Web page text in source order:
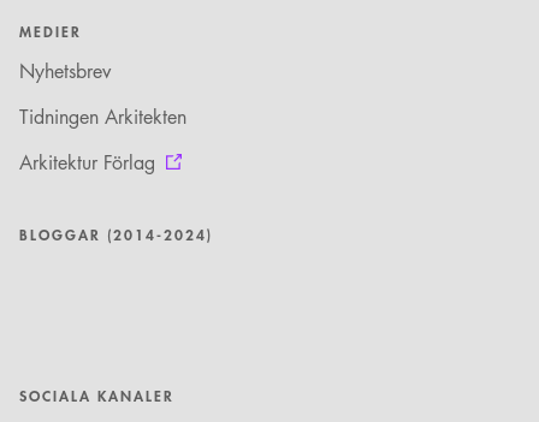
MEDIER
Nyhetsbrev
Tidningen Arkitekten
Arkitektur Förlag
BLOGGAR (2014-2024)
SOCIALA KANALER